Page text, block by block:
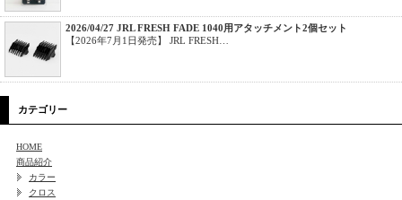
2026/04/27 JRL FRESH FADE 1040用アタッチメント2個セット
【2026年7月1日発売】 JRL FRESH…
カテゴリー
HOME
商品紹介
カラー
クロス